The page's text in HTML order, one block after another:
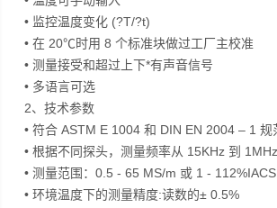
• 监控温度变化 (?T/?t)
• 在 20℃时用 8 个标准块做过工厂主校准
• 测量接受和超过上下*有声音信号
• 多语言可选
2、技术参数
• 符合 ASTM E 1004 和 DIN EN 2004 – 1 规
• 根据不同探头，测量频率从 15KHz 到
• 测量范围：0.5 - 65 MS/m 或 1 - 112%IACS
• 环境温度下的测量精度:读数的± 0.5%